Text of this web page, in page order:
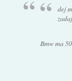
dej
Bmw ma